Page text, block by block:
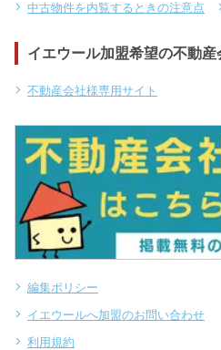
中古物件を内覧するときの注意点
イエウール加盟希望の不動産
不動産会社様専用サイト
編集ポリシー
イエウールへ加盟のお問い合わせ
利用規約